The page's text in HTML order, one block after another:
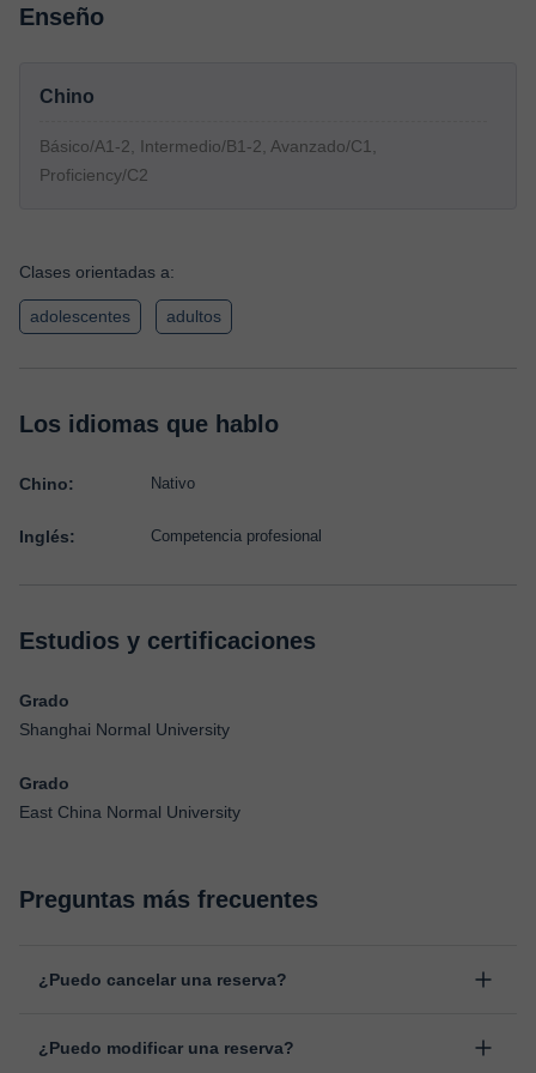
Enseño
Chino
Básico/A1-2, Intermedio/B1-2, Avanzado/C1,
Proficiency/C2
Clases orientadas a:
adolescentes adultos
Los idiomas que hablo
Chino: Nativo
Inglés: Competencia profesional
Estudios y certificaciones
Grado
Shanghai Normal University
Grado
East China Normal University
Preguntas más frecuentes
¿Puedo cancelar una reserva?
antes de la clase, indicando el motivo de cancelación.
¿Puedo modificar una reserva?